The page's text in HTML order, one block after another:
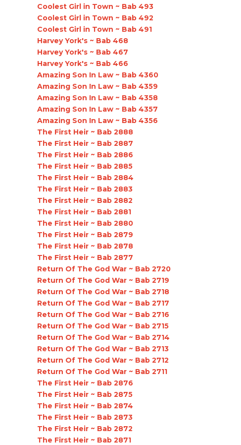
Coolest Girl in Town ~ Bab 493
Coolest Girl in Town ~ Bab 492
Coolest Girl in Town ~ Bab 491
Harvey York's ~ Bab 468
Harvey York's ~ Bab 467
Harvey York's ~ Bab 466
Amazing Son In Law ~ Bab 4360
Amazing Son In Law ~ Bab 4359
Amazing Son In Law ~ Bab 4358
Amazing Son In Law ~ Bab 4357
Amazing Son In Law ~ Bab 4356
The First Heir ~ Bab 2888
The First Heir ~ Bab 2887
The First Heir ~ Bab 2886
The First Heir ~ Bab 2885
The First Heir ~ Bab 2884
The First Heir ~ Bab 2883
The First Heir ~ Bab 2882
The First Heir ~ Bab 2881
The First Heir ~ Bab 2880
The First Heir ~ Bab 2879
The First Heir ~ Bab 2878
The First Heir ~ Bab 2877
Return Of The God War ~ Bab 2720
Return Of The God War ~ Bab 2719
Return Of The God War ~ Bab 2718
Return Of The God War ~ Bab 2717
Return Of The God War ~ Bab 2716
Return Of The God War ~ Bab 2715
Return Of The God War ~ Bab 2714
Return Of The God War ~ Bab 2713
Return Of The God War ~ Bab 2712
Return Of The God War ~ Bab 2711
The First Heir ~ Bab 2876
The First Heir ~ Bab 2875
The First Heir ~ Bab 2874
The First Heir ~ Bab 2873
The First Heir ~ Bab 2872
The First Heir ~ Bab 2871